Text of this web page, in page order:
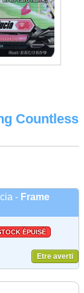
Countless
- Frame
ÉPUISÉ
Etre averti